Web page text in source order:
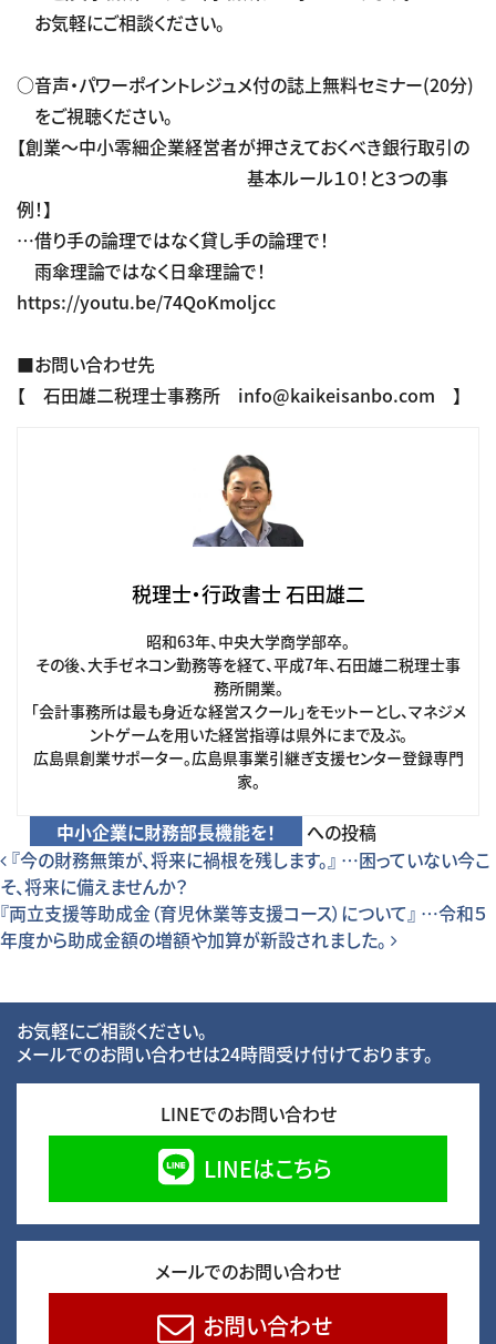
お気軽にご相談ください。
○音声・パワーポイントレジュメ付の誌上無料セミナー(20分)
をご視聴ください。
【創業～中小零細企業経営者が押さえておくべき銀行取引の
基本ルール１０！と３つの事
例！】
…借り手の論理ではなく貸し手の論理で！
雨傘理論ではなく日傘理論で！
https://youtu.be/74QoKmoljcc
■お問い合わせ先
【 石田雄二税理士事務所 info@kaikeisanbo.com 】
税理士・行政書士 石田雄二
昭和63年、中央大学商学部卒。
その後、大手ゼネコン勤務等を経て、平成7年、石田雄二税理士事
務所開業。
「会計事務所は最も身近な経営スクール」をモットーとし、マネジメ
ントゲームを用いた経営指導は県外にまで及ぶ。
広島県創業サポーター。広島県事業引継ぎ支援センター登録専門
家。
中小企業に財務部長機能を！ への投稿
投稿ナビゲーション
『今の財務無策が、将来に禍根を残します。』 …困っていない今こ
そ、将来に備えませんか？
『両立支援等助成金（育児休業等支援コース）について』 …令和５
年度から助成金額の増額や加算が新設されました。
お気軽にご相談ください。
メールでのお問い合わせは24時間受け付けております。
LINEでのお問い合わせ
LINEはこちら
メールでのお問い合わせ
お問い合わせ